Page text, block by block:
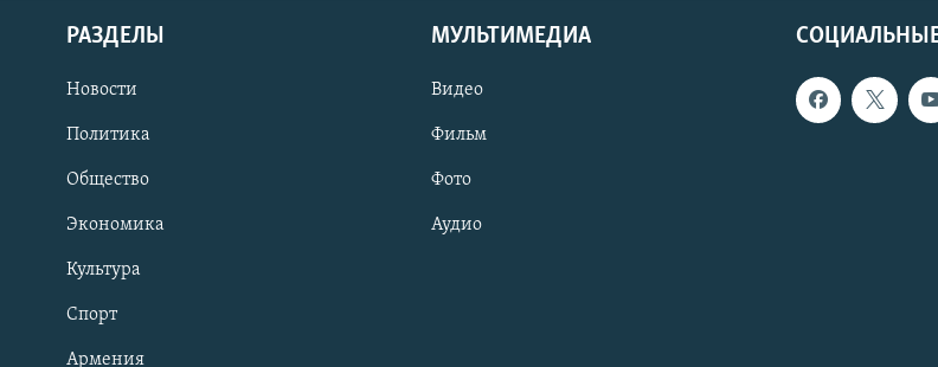
РАЗДЕЛЫ
Новости
Политика
Общество
Экономика
Культура
Спорт
Армения
МУЛЬТИМЕДИА
Видео
Фильм
Фото
Аудио